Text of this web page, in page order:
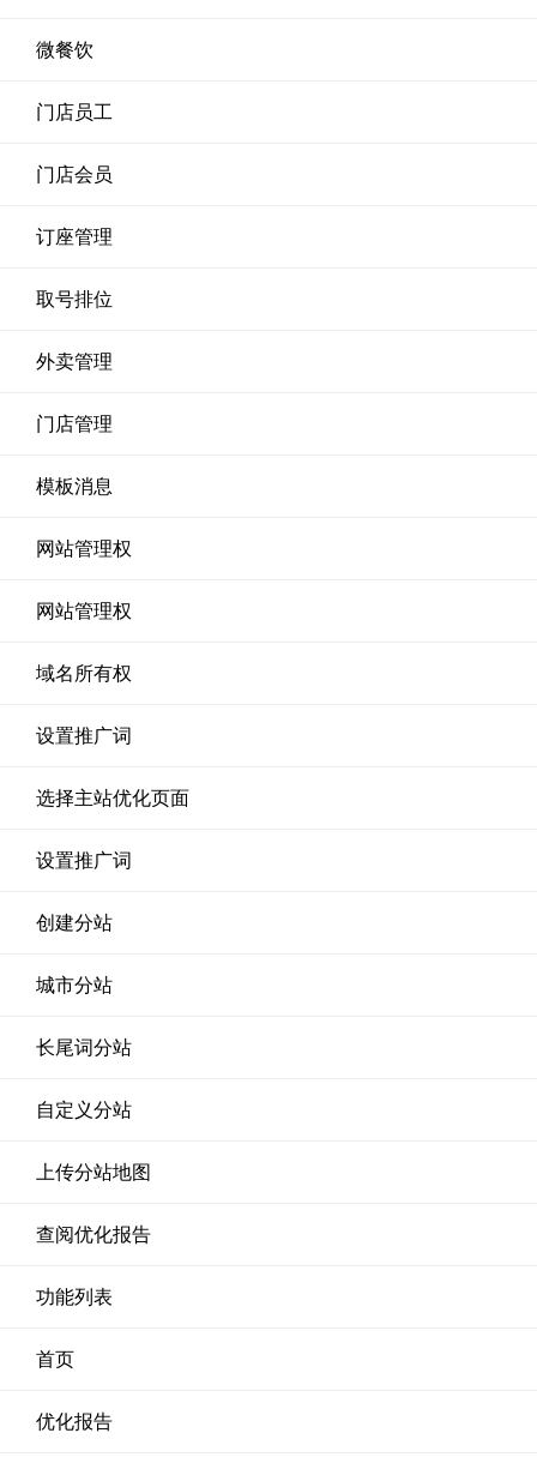
微餐饮
门店员工
门店会员
订座管理
取号排位
外卖管理
门店管理
模板消息
网站管理权
网站管理权
域名所有权
设置推广词
选择主站优化页面
设置推广词
创建分站
城市分站
长尾词分站
自定义分站
上传分站地图
查阅优化报告
功能列表
首页
优化报告